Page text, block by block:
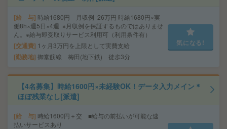
給 与 時給1680円 月収例 26万円 時給1680円×実
働8h×週5日×4週 ※月収例を保証するものではありませ
ん。※給与即受取りサービス利用可（利用条件有）
交通費 1ヶ月3万円を上限として実費支給
勤務地 御堂筋線 梅田(地下鉄) 徒歩3分
気になる!
【4名募集】時給1600円×未経験OK！データ入力メイン＊
ほぼ残業なし[派遣]
給 与 時給1600円＋交 ■給与の前払いが可能な速
払いサービスあり